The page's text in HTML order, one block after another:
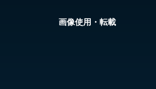
画像使用・転載